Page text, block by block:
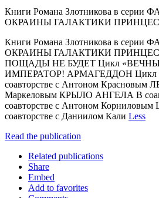
Книги Романа Злотникова в
ОКРАИНЫ ГАЛАКТИКИ
Книги Романа Злотникова в
ОКРАИНЫ ГАЛАКТИКИ
ПОЩАДЫ НЕ БУДЕТ Цикл
ИМПЕРАТОР! АРМАГЕДДОН Цикл
соавторстве с Антоном
Маркеловым КРЫЛО АНГЕЛА В
соавторстве с Антоном
соавторстве с Даниилом Кали Less
Read the publication
Related publications
Share
Embed
Add to favorites